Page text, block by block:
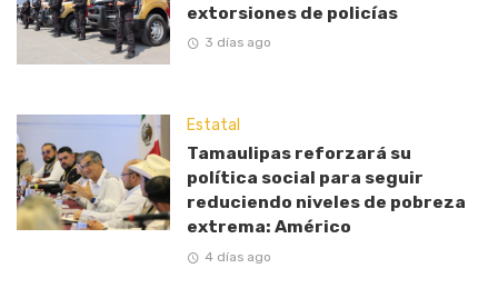
extorsiones de policías
3 días ago
Estatal
Tamaulipas reforzará su
política social para seguir
reduciendo niveles de pobreza
extrema: Américo
4 días ago